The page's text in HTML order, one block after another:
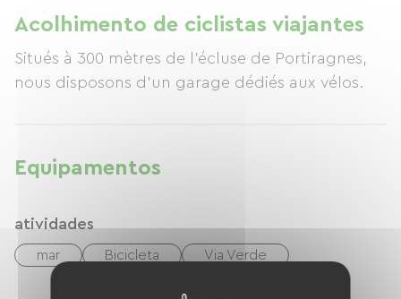
Acolhimento de ciclistas viajantes
Situés à 300 mètres de l'écluse de Portiragnes,
nous disposons d'un garage dédiés aux vélos.
Equipamentos
atividades
mar Bicicleta Via Verde